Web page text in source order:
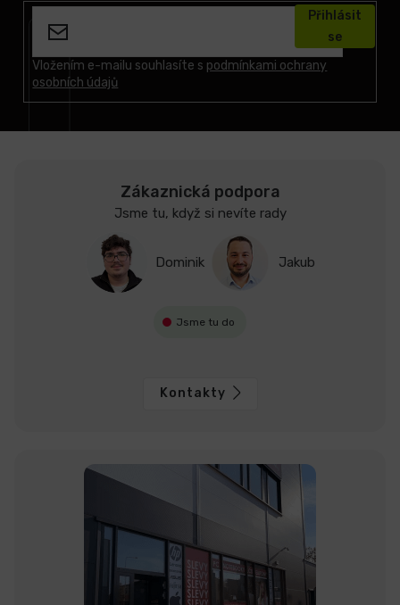
Vložením e-mailu souhlasíte s podmínkami ochrany
osobních údajů
Přihlásit
se
Zákaznická podpora
Jsme tu, když si nevíte rady
Dominik Jakub
Jsme tu do
Kontakty